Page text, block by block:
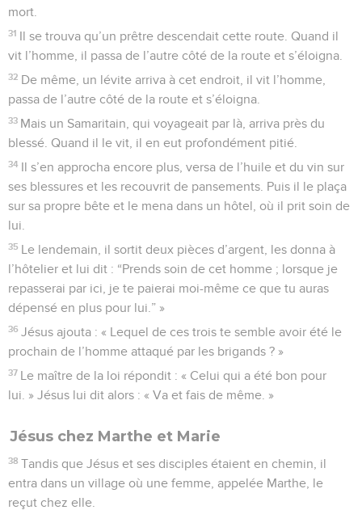
mort.
31 Il se trouva qu’un prêtre descendait cette route. Quand il
vit l’homme, il passa de l’autre côté de la route et s’éloigna.
32 De même, un lévite arriva à cet endroit, il vit l’homme,
passa de l’autre côté de la route et s’éloigna.
33 Mais un Samaritain, qui voyageait par là, arriva près du
blessé. Quand il le vit, il en eut profondément pitié.
34 Il s’en approcha encore plus, versa de l’huile et du vin sur
ses blessures et les recouvrit de pansements. Puis il le plaça
sur sa propre bête et le mena dans un hôtel, où il prit soin de
lui.
35 Le lendemain, il sortit deux pièces d’argent, les donna à
l’hôtelier et lui dit : “Prends soin de cet homme ; lorsque je
repasserai par ici, je te paierai moi-même ce que tu auras
dépensé en plus pour lui.” »
36 Jésus ajouta : « Lequel de ces trois te semble avoir été le
prochain de l’homme attaqué par les brigands ? »
37 Le maître de la loi répondit : « Celui qui a été bon pour
lui. » Jésus lui dit alors : « Va et fais de même. »
Jésus chez Marthe et Marie
38 Tandis que Jésus et ses disciples étaient en chemin, il
entra dans un village où une femme, appelée Marthe, le
reçut chez elle.